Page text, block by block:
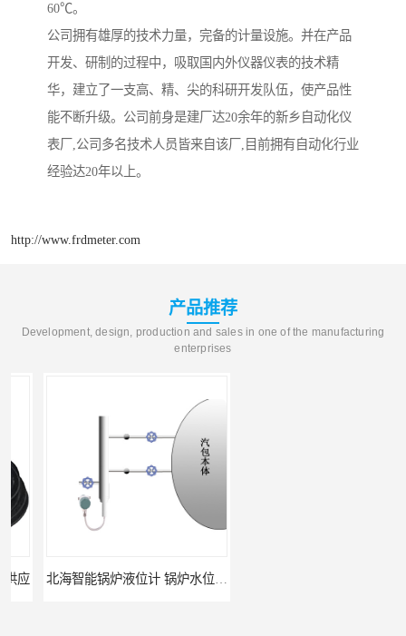
60℃。
公司拥有雄厚的技术力量，完备的计量设施。并在产品
开发、研制的过程中，吸取国内外仪器仪表的技术精
华，建立了一支高、精、尖的科研开发队伍，使产品性
能不断升级。公司前身是建厂达20余年的新乡自动化仪
表厂,公司多名技术人员皆来自该厂,目前拥有自动化行业
经验达20年以上。
http://www.frdmeter.com
产品推荐
Development, design, production and sales in one of the manufacturing
enterprises
北海智能锅炉液位计 锅炉水位计厂商 自动适应自动校准